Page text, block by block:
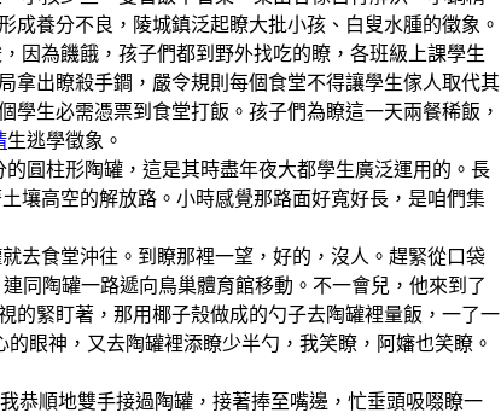
養分不良，陵城鎮泛起瞭大批小孩、白叟水腫的徵象。
為饑餓，孩子們都到野外找吃的瞭，各班級上課學生
拿出瞭殺手鐧，嚴令規則每個食堂不得讓學生傢人取代其
生必需憑票到食堂打飯。孩子們為瞭這一天兩餐稀飯，
生逃學徵象。
柱形陶罐，這是其時盡年夜大都學生廣泛運用的。長
壤高空的解放路。小時感覺那路面好寬好長，是咱們集
食堂沖往。到瞭那裡一望，好的，沒人。趕緊從口袋
同陶罐一路遞向鳥巢體育館移動。不一會兒，他來到了
的緊盯著，那用椰子殼做成的勺子去陶罐裡量飯，一了一
眼神，又去陶罐裡添瞭少半勺，我笑瞭，阿嬸也笑瞭。
順地雙手接過陶罐，接著捧至嘴邊，忙垂頭吸啜瞭一